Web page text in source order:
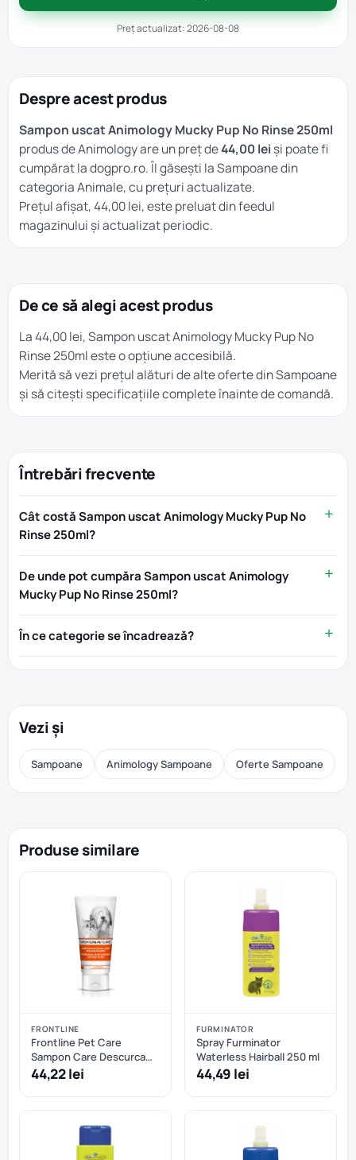
Preț actualizat: 2026-08-08
Despre acest produs
Sampon uscat Animology Mucky Pup No Rinse 250ml
produs de Animology are un preț de44,00 lei și poate fi
cumpărat la dogpro.ro. Îl găsești laSampoanedin
categoriaAnimale, cu prețuri actualizate.
Prețul afișat, 44,00 lei, este preluat din feedul
magazinului și actualizat periodic.
De ce să alegi acest produs
La 44,00 lei, Sampon uscat Animology Mucky Pup No
Rinse 250ml este o opțiune accesibilă.
Merită să vezi prețul alături de alte oferte dinSampoane
și să citești specificațiile complete înainte de comandă.
Întrebări frecvente
Cât costă Sampon uscat Animology Mucky Pup No
Rinse 250ml?
De unde pot cumpăra Sampon uscat Animology
Mucky Pup No Rinse 250ml?
În ce categorie se încadrează?
Vezi și
Sampoane Animology Sampoane Oferte Sampoane
Produse similare
FRONTLINE
Frontline Pet Care
Sampon Care Descurca
Blana 200 ml 113005
44,22 lei
FURMINATOR
Spray Furminator
Waterless Hairball 250 ml
44,49 lei